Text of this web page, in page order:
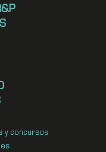
y concursos